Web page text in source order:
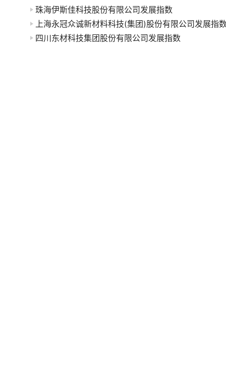
珠海伊斯佳科技股份有限公司发展指数
上海永冠众诚新材料科技(集团)股份有限公司发展指
四川东材科技集团股份有限公司发展指数